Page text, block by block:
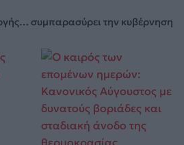
συμπαρασύρει την κυβέρνηση